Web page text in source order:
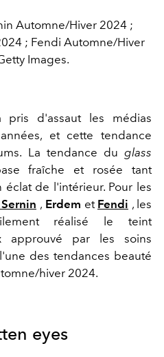
Automne/Hiver 2024 ;
; Fendi Automne/Hiver
Images.
pris d'assaut les médias
et cette tendance
La tendance du glass
fraîche et rosée tant
de l'intérieur. Pour les
, Erdem et Fendi , les
réalisé le teint
approuvé par les soins
des tendances beauté
hiver 2024.
eyes